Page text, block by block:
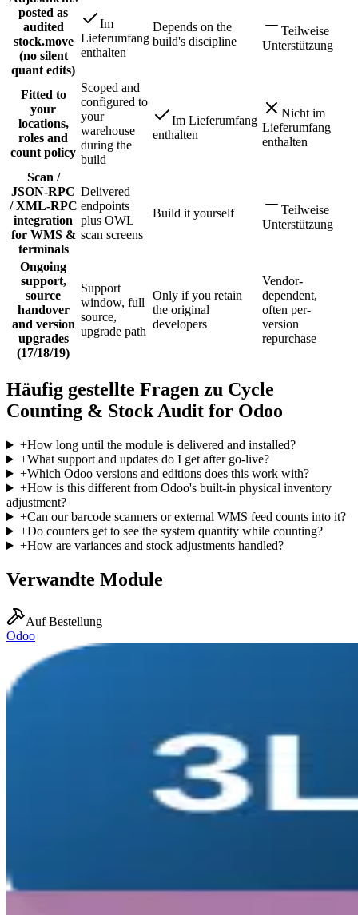
posted as
audited
stock.move
(no silent
quant edits)
Im
Lieferumfang
enthalten
Depends on the
build's discipline
Teilweise
Unterstützung
Fitted to
your
locations,
roles and
count policy
Scoped and
configured to
your
warehouse
during the
build
Im Lieferumfang
enthalten
Nicht im
Lieferumfang
enthalten
Scan /
JSON-RPC
/ XML-RPC
integration
for WMS &
terminals
Delivered
endpoints
plus OWL
scan screens
Build it yourself
Teilweise
Unterstützung
Ongoing
support,
source
handover
and version
upgrades
(17/18/19)
Support
window, full
source,
upgrade path
Only if you retain
the original
developers
Vendor-
dependent,
often per-
version
repurchase
Häufig gestellte Fragen zu Cycle
Counting & Stock Audit for Odoo
+How long until the module is delivered and installed?
+What support and updates do I get after go-live?
+Which Odoo versions and editions does this work with?
+How is this different from Odoo's built-in physical inventory
adjustment?
+Can our barcode scanners or external WMS feed counts into it?
+Do counters get to see the system quantity while counting?
+How are variances and stock adjustments handled?
Verwandte Module
Auf Bestellung
Odoo